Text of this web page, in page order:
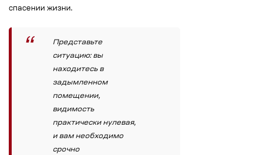
спасении жизни.
Представьте
ситуацию: вы
находитесь в
задымленном
помещении,
видимость
практически нулевая,
и вам необходимо
срочно